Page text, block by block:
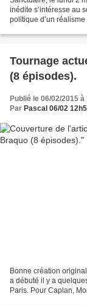
inédite s’intéresse au
politique d’un
Tournage
(8 épisodes).
Publié le 06/02/2015 à
Par Pascal 06/02
Bonne création
a débuté il y a
Paris. Pour Caplan,